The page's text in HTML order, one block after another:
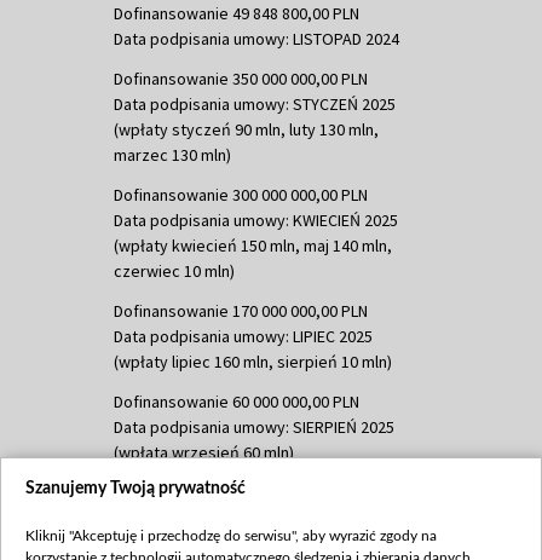
Dofinansowanie 49 848 800,00 PLN
Data podpisania umowy: LISTOPAD 2024
Dofinansowanie 350 000 000,00 PLN
Data podpisania umowy: STYCZEŃ 2025
(wpłaty styczeń 90 mln, luty 130 mln,
marzec 130 mln)
Dofinansowanie 300 000 000,00 PLN
Data podpisania umowy: KWIECIEŃ 2025
(wpłaty kwiecień 150 mln, maj 140 mln,
czerwiec 10 mln)
Dofinansowanie 170 000 000,00 PLN
Data podpisania umowy: LIPIEC 2025
(wpłaty lipiec 160 mln, sierpień 10 mln)
Dofinansowanie 60 000 000,00 PLN
Data podpisania umowy: SIERPIEŃ 2025
(wpłata wrzesień 60 mln)
Dofinansowanie 635 783 051,21 PLN
(wpłata wrzesień 100 mln, październik 350
Szanujemy Twoją prywatność
Kliknij "Akceptuję i przechodzę do serwisu", aby wyrazić zgody na